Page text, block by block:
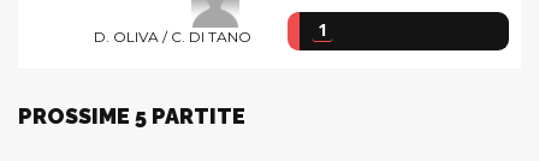
D. OLIVA / C. DI TANO 1
PROSSIME 5 PARTITE